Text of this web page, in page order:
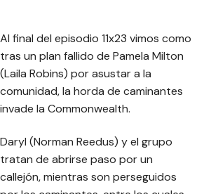
Al final del episodio 11x23 vimos como
tras un plan fallido de Pamela Milton
(Laila Robins) por asustar a la
comunidad, la horda de caminantes
invade la Commonwealth.
Daryl (Norman Reedus) y el grupo
tratan de abrirse paso por un
callejón, mientras son perseguidos